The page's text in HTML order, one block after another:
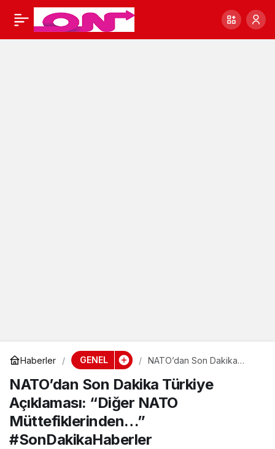
Haberler GENEL
NATO’dan Son Dakika
NATO Müttefiklerinden…”
#SonDakikaHaberler
NATO’dan Son Dakika Türkiye
Açıklaması: “Diğer NATO
Müttefiklerinden…”
#SonDakikaHaberler
Asgari Ücret Ne Paylaş